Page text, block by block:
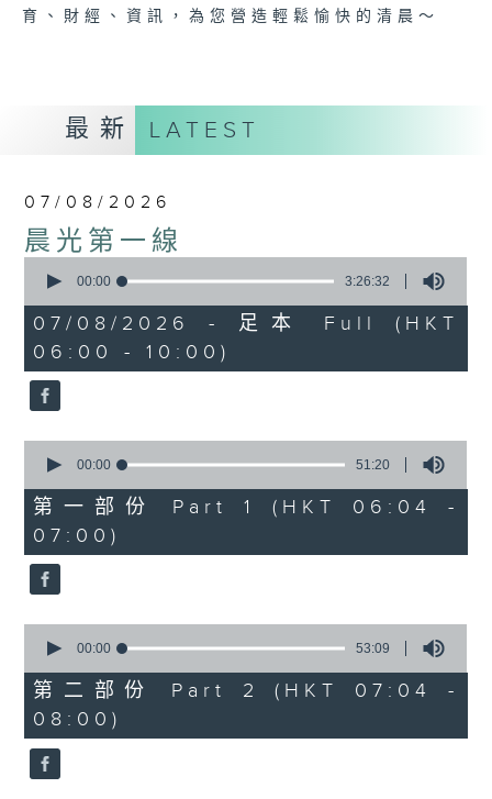
育、財經、資訊，為您營造輕鬆愉快的清晨～
最新 LATEST
07/08/2026
晨光第一線
seconds
3
hours,
26
minutes,
32
seconds
00:00 3:26:32
07/08/2026 - 足本 Full (HKT
06:00 - 10:00)
seconds
51
minutes,
20
seconds
00:00 51:20
第一部份 Part 1 (HKT 06:04 -
07:00)
seconds
53
minutes,
9
seconds
00:00 53:09
第二部份 Part 2 (HKT 07:04 -
08:00)